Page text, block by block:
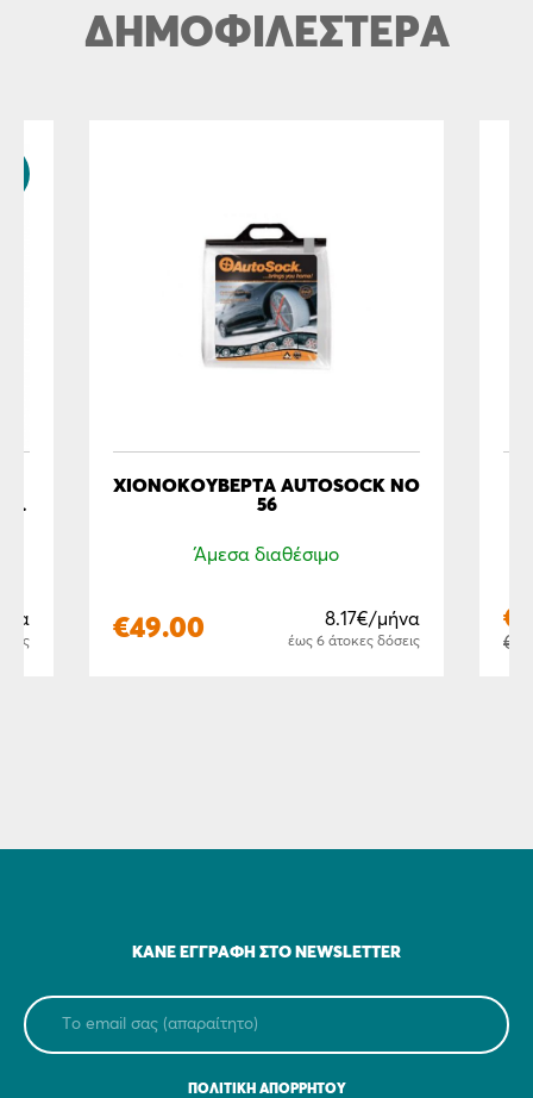
ΔΗΜΟΦΙΛΕΣΤΕΡΑ
ΧΙΟΝΟΚΟΥΒΈΡΤΑ ΑUTOSOCK NO
56
Άμεσα διαθέσιμο
€49.00 8.17€/μήνα
έως 6 άτοκες δόσεις €
€
ΚΆΝΕ ΕΓΓΡΑΦΉ ΣΤΟ NEWSLETTER
ΠΟΛΙΤΙΚΗ ΑΠΟΡΡΗΤΟΥ